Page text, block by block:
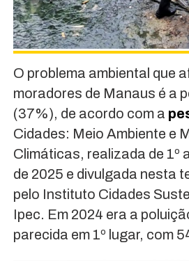
O problema ambiental que
moradores de Manaus é a
(37%), de acordo com a
Cidades: Meio Ambiente e
Climáticas, realizada de 1º
de 2025 e divulgada nesta
pelo Instituto Cidades
Ipec. Em 2024 era a
parecida em 1º lugar, com